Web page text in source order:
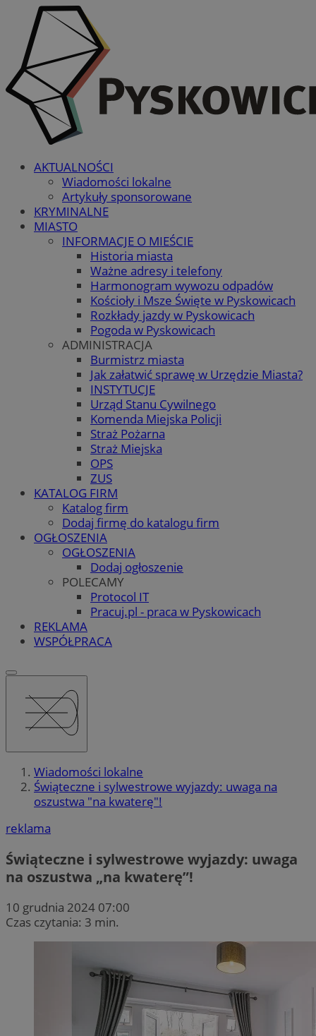
AKTUALNOŚCI
Wiadomości lokalne
Artykuły sponsorowane
KRYMINALNE
MIASTO
INFORMACJE O MIEŚCIE
Historia miasta
Ważne adresy i telefony
Harmonogram wywozu odpadów
Kościoły i Msze Święte w Pyskowicach
Rozkłady jazdy w Pyskowicach
Pogoda w Pyskowicach
ADMINISTRACJA
Burmistrz miasta
Jak załatwić sprawę w Urzędzie Miasta?
INSTYTUCJE
Urząd Stanu Cywilnego
Komenda Miejska Policji
Straż Pożarna
Straż Miejska
OPS
ZUS
KATALOG FIRM
Katalog firm
Dodaj firmę do katalogu firm
OGŁOSZENIA
OGŁOSZENIA
Dodaj ogłoszenie
POLECAMY
Protocol IT
Pracuj.pl - praca w Pyskowicach
REKLAMA
WSPÓŁPRACA
Wiadomości lokalne
Świąteczne i sylwestrowe wyjazdy: uwaga na
oszustwa "na kwaterę"!
reklama
Świąteczne i sylwestrowe wyjazdy: uwaga
na oszustwa „na kwaterę”!
10 grudnia 2024 07:00
Czas czytania: 3 min.